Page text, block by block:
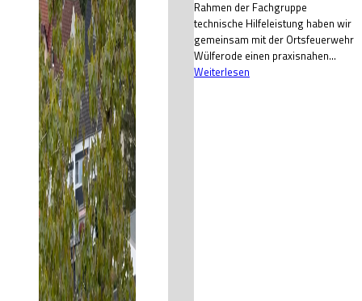
Rahmen der Fachgruppe
technische Hilfeleistung haben wir
gemeinsam mit der Ortsfeuerwehr
Wülferode einen praxisnahen...
Weiterlesen